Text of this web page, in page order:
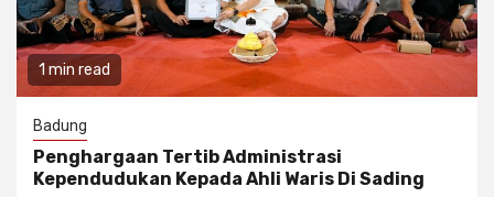
1 min read
Badung
Penghargaan Tertib Administrasi
Kependudukan Kepada Ahli Waris Di Sading